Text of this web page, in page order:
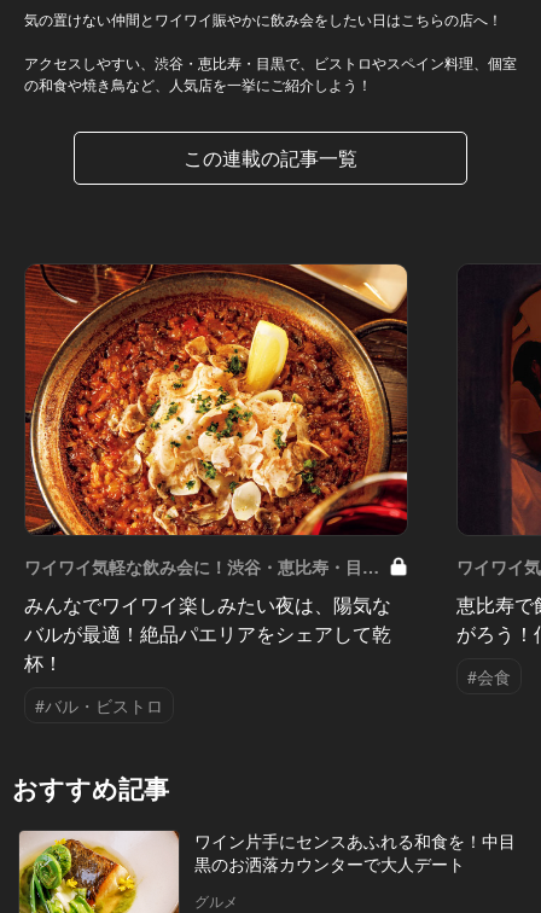
気の置けない仲間とワイワイ賑やかに飲み会をしたい日はこちらの店へ！
アクセスしやすい、渋谷・恵比寿・目黒で、ビストロやスペイン料理、個室
の和食や焼き鳥など、人気店を一挙にご紹介しよう！
この連載の記事一覧
ワイワイ気軽な飲み会に！渋谷・恵比寿・目黒
のおしゃれな人気店 Vol.5
みんなでワイワイ楽しみたい夜は、陽気な
バルが最適！絶品パエリアをシェアして乾
杯！
#バル・ビストロ
ワイワイ
のおしゃ
恵比寿で
がろう
#会食
おすすめ記事
ワイン片手にセンスあふれる和食を！中目
黒のお洒落カウンターで大人デート
グルメ